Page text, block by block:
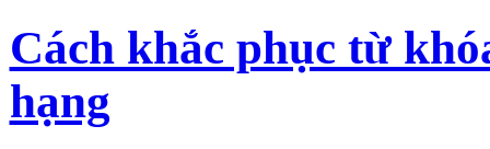
Cách khắc phục từ
hạng